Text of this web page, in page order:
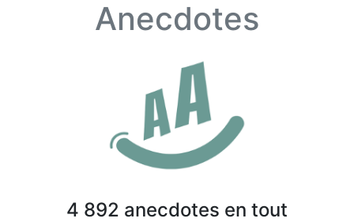
Anecdotes
4 892 anecdotes en tout